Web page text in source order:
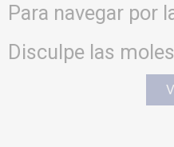
Para navegar por
Disculpe las